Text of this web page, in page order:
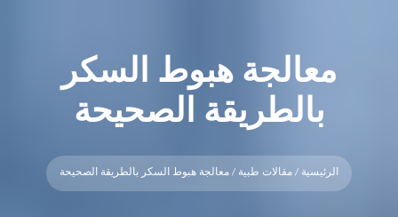
معالجة هبوط السكر
بالطريقة الصحيحة
الرئيسية / مقالات طبية / معالجة هبوط السكر بالطريقة الصحيحة